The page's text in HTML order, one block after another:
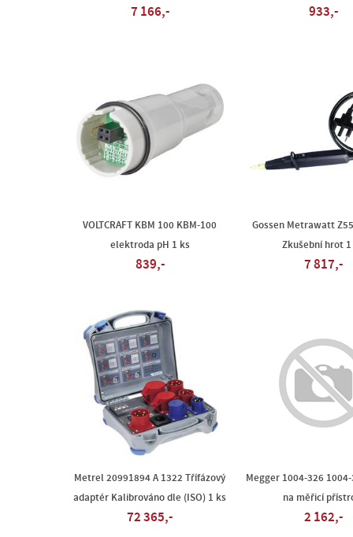
7 166,- 933,-
VOLTCRAFT KBM 100 KBM-100
elektroda pH 1 ks
839,-
Gossen Metrawatt
Zkušební hrot 1
7 817,-
Metrel 20991894 A 1322 Třífázový
adaptér Kalibrováno dle (ISO) 1 ks
72 365,-
Megger 1004-326
na měřicí
2 162,-